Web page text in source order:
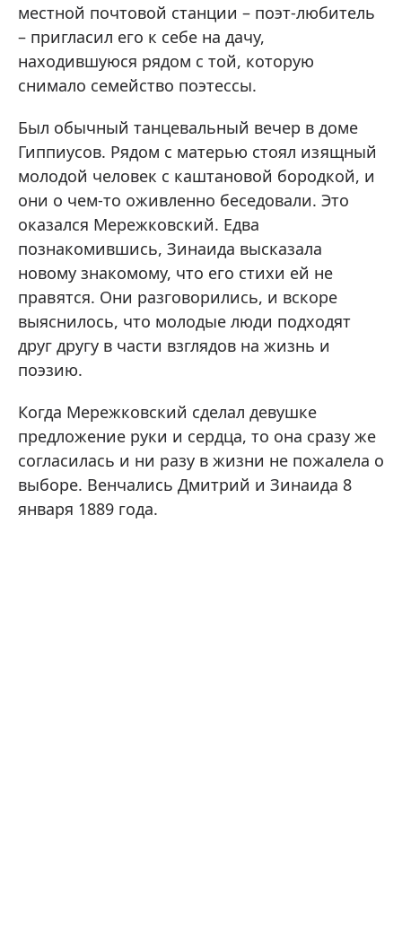
местной почтовой станции – поэт-любитель
– пригласил его к себе на дачу,
находившуюся рядом с той, которую
снимало семейство поэтессы.
Был обычный танцевальный вечер в доме
Гиппиусов. Рядом с матерью стоял изящный
молодой человек с каштановой бородкой, и
они о чем-то оживленно беседовали. Это
оказался Мережковский. Едва
познакомившись, Зинаида высказала
новому знакомому, что его стихи ей не
правятся. Они разговорились, и вскоре
выяснилось, что молодые люди подходят
друг другу в части взглядов на жизнь и
поэзию.
Когда Мережковский сделал девушке
предложение руки и сердца, то она сразу же
согласилась и ни разу в жизни не пожалела о
выборе. Венчались Дмитрий и Зинаида 8
января 1889 года.